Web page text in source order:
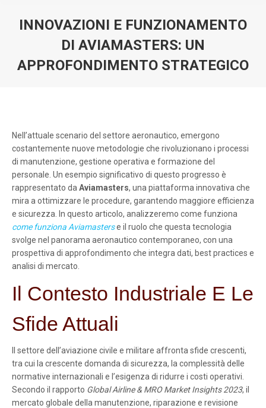
INNOVAZIONI E FUNZIONAMENTO
DI AVIAMASTERS: UN
APPROFONDIMENTO STRATEGICO
Nell’attuale scenario del settore aeronautico, emergono
costantemente nuove metodologie che rivoluzionano i processi
di manutenzione, gestione operativa e formazione del
personale. Un esempio significativo di questo progresso è
rappresentato da Aviamasters, una piattaforma innovativa che
mira a ottimizzare le procedure, garantendo maggiore efficienza
e sicurezza. In questo articolo, analizzeremo come funziona
come funziona Aviamasterse il ruolo che questa tecnologia
svolge nel panorama aeronautico contemporaneo, con una
prospettiva di approfondimento che integra dati, best practices e
analisi di mercato.
Il Contesto Industriale E Le
Sfide Attuali
Il settore dell’aviazione civile e militare affronta sfide crescenti,
tra cui la crescente domanda di sicurezza, la complessità delle
normative internazionali e l’esigenza di ridurre i costi operativi.
Secondo il rapporto Global Airline & MRO Market Insights 2023, il
mercato globale della manutenzione, riparazione e revisione